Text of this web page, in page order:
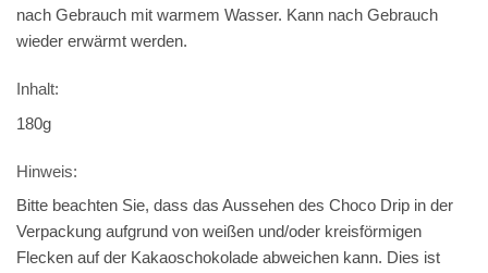
nach Gebrauch mit warmem Wasser. Kann nach Gebrauch
wieder erwärmt werden.
Inhalt:
180g
Hinweis:
Bitte beachten Sie, dass das Aussehen des Choco Drip in der
Verpackung aufgrund von weißen und/oder kreisförmigen
Flecken auf der Kakaoschokolade abweichen kann. Dies ist